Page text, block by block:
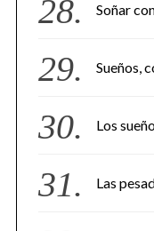
Soñar
Sueños,
Los
Las